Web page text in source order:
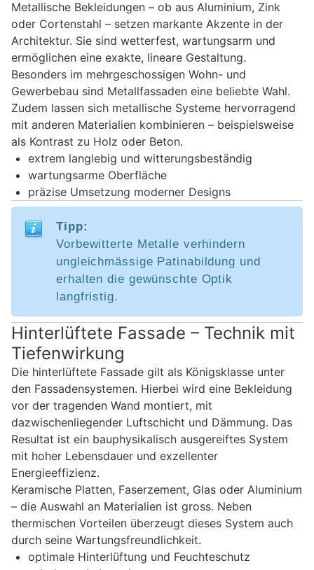
Metallische Bekleidungen – ob aus Aluminium, Zink
oder Cortenstahl – setzen markante Akzente in der
Architektur. Sie sind wetterfest, wartungsarm und
ermöglichen eine exakte, lineare Gestaltung.
Besonders im mehrgeschossigen Wohn- und
Gewerbebau sind Metallfassaden eine beliebte Wahl.
Zudem lassen sich metallische Systeme hervorragend
mit anderen Materialien kombinieren – beispielsweise
als Kontrast zu Holz oder Beton.
extrem langlebig und witterungsbeständig
wartungsarme Oberfläche
präzise Umsetzung moderner Designs
Tipp:
Vorbewitterte Metalle verhindern
ungleichmässige Patinabildung und
erhalten die gewünschte Optik
langfristig.
Hinterlüftete Fassade – Technik mit
Tiefenwirkung
Die hinterlüftete Fassade gilt als Königsklasse unter
den Fassadensystemen. Hierbei wird eine Bekleidung
vor der tragenden Wand montiert, mit
dazwischenliegender Luftschicht und Dämmung. Das
Resultat ist ein bauphysikalisch ausgereiftes System
mit hoher Lebensdauer und exzellenter
Energieeffizienz.
Keramische Platten, Faserzement, Glas oder Aluminium
– die Auswahl an Materialien ist gross. Neben
thermischen Vorteilen überzeugt dieses System auch
durch seine Wartungsfreundlichkeit.
optimale Hinterlüftung und Feuchteschutz